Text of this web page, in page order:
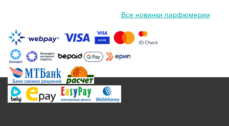
Все новинки парфюмерии